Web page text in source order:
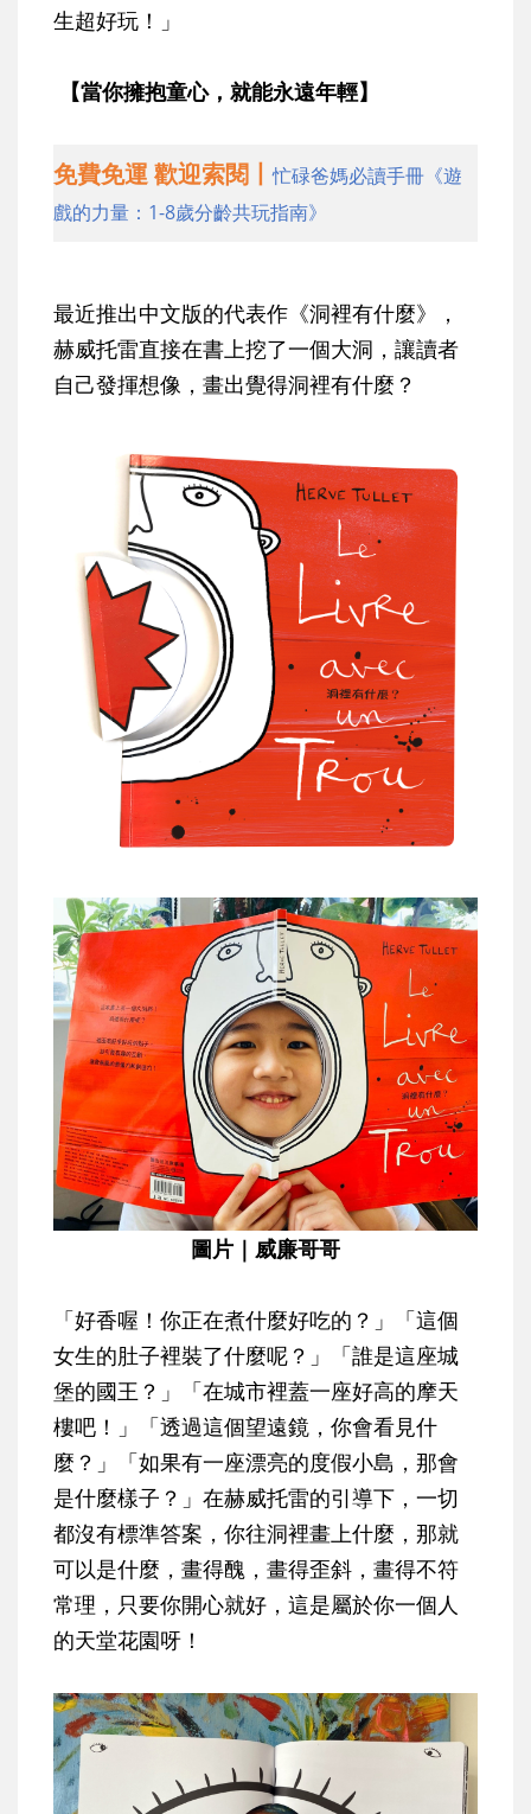
生超好玩！」
【當你擁抱童心，就能永遠年輕】
免費免運 歡迎索閱丨忙碌爸媽必讀手冊《遊
戲的力量：1-8歲分齡共玩指南》
最近推出中文版的代表作《洞裡有什麼》，
赫威托雷直接在書上挖了一個大洞，讓讀者
自己發揮想像，畫出覺得洞裡有什麼？
圖片｜威廉哥哥
「好香喔！你正在煮什麼好吃的？」「這個
女生的肚子裡裝了什麼呢？」「誰是這座城
堡的國王？」「在城市裡蓋一座好高的摩天
樓吧！」「透過這個望遠鏡，你會看見什
麼？」「如果有一座漂亮的度假小島，那會
是什麼樣子？」在赫威托雷的引導下，一切
都沒有標準答案，你往洞裡畫上什麼，那就
可以是什麼，畫得醜，畫得歪斜，畫得不符
常理，只要你開心就好，這是屬於你一個人
的天堂花園呀！